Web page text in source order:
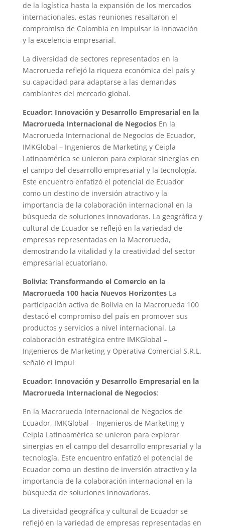
de la logística hasta la expansión de los mercados
internacionales, estas reuniones resaltaron el
compromiso de Colombia en impulsar la innovación
y la excelencia empresarial.
La diversidad de sectores representados en la
Macrorueda reflejó la riqueza económica del país y
su capacidad para adaptarse a las demandas
cambiantes del mercado global.
Ecuador: Innovación y Desarrollo Empresarial en la
Macrorueda Internacional de NegociosEn la
Macrorueda Internacional de Negocios de Ecuador,
IMKGlobal – Ingenieros de Marketing y Ceipla
Latinoamérica se unieron para explorar sinergias en
el campo del desarrollo empresarial y la tecnología.
Este encuentro enfatizó el potencial de Ecuador
como un destino de inversión atractivo y la
importancia de la colaboración internacional en la
búsqueda de soluciones innovadoras. La geográfica y
cultural de Ecuador se reflejó en la variedad de
empresas representadas en la Macrorueda,
demostrando la vitalidad y la creatividad del sector
empresarial ecuatoriano.
Bolivia: Transformando el Comercio en la
Macrorueda 100 hacia Nuevos HorizontesLa
participación activa de Bolivia en la Macrorueda 100
destacó el compromiso del país en promover sus
productos y servicios a nivel internacional. La
colaboración estratégica entre IMKGlobal –
Ingenieros de Marketing y Operativa Comercial S.R.L.
señaló el impul
Ecuador: Innovación y Desarrollo Empresarial en la
Macrorueda Internacional de Negocios:
En la Macrorueda Internacional de Negocios de
Ecuador, IMKGlobal – Ingenieros de Marketing y
Ceipla Latinoamérica se unieron para explorar
sinergias en el campo del desarrollo empresarial y la
tecnología. Este encuentro enfatizó el potencial de
Ecuador como un destino de inversión atractivo y la
importancia de la colaboración internacional en la
búsqueda de soluciones innovadoras.
La diversidad geográfica y cultural de Ecuador se
reflejó en la variedad de empresas representadas en